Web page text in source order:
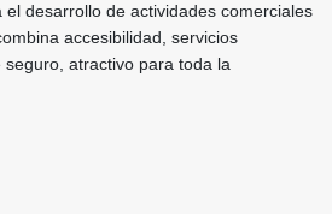
el desarrollo de actividades comerciales
accesibilidad, servicios
atractivo para toda la